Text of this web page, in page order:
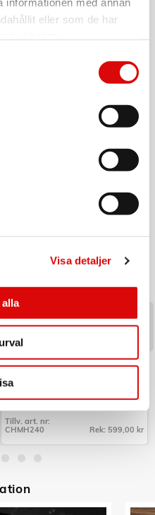
eller som de har
Visa detaljer
handplockat sortiment av
efterfrågan och
CHAMPION
Mobilhållare Bil QI
Art nr:
CHMH240
Tillv. art. nr:
CHMH240
Rek: 599,00 kr
n